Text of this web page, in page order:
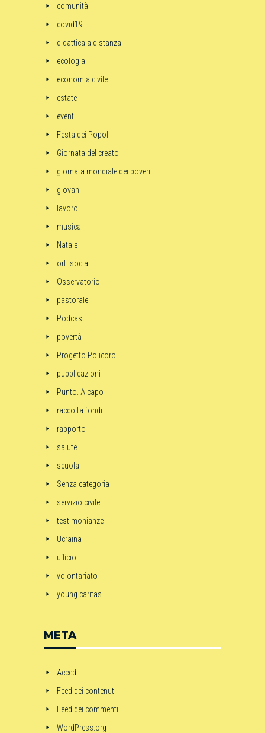
comunità
covid19
didattica a distanza
ecologia
economia civile
estate
eventi
Festa dei Popoli
Giornata del creato
giornata mondiale dei poveri
giovani
lavoro
musica
Natale
orti sociali
Osservatorio
pastorale
Podcast
povertà
Progetto Policoro
pubblicazioni
Punto. A capo
raccolta fondi
rapporto
salute
scuola
Senza categoria
servizio civile
testimonianze
Ucraina
ufficio
volontariato
young caritas
META
Accedi
Feed dei contenuti
Feed dei commenti
WordPress.org